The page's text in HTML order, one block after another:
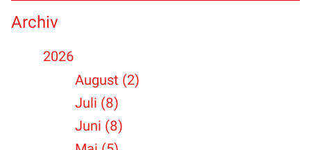
Archiv
2026
August (2)
Juli (8)
Juni (8)